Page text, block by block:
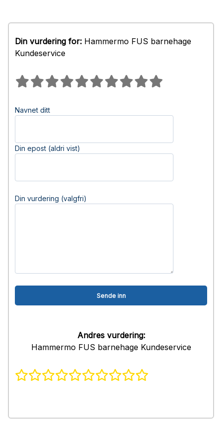
Din vurdering for: Hammermo FUS barnehage
Kundeservice
Navnet ditt
Din epost (aldri vist)
Din vurdering (valgfri)
Andres vurdering:
Hammermo FUS barnehage Kundeservice